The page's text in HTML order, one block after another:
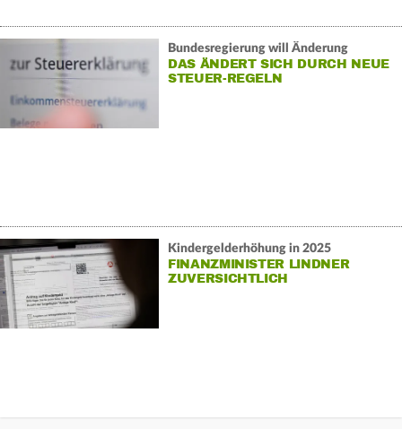
Bundesregierung will Änderung
DAS ÄNDERT SICH DURCH NEUE
STEUER-REGELN
Kindergelderhöhung in 2025
FINANZMINISTER LINDNER
ZUVERSICHTLICH